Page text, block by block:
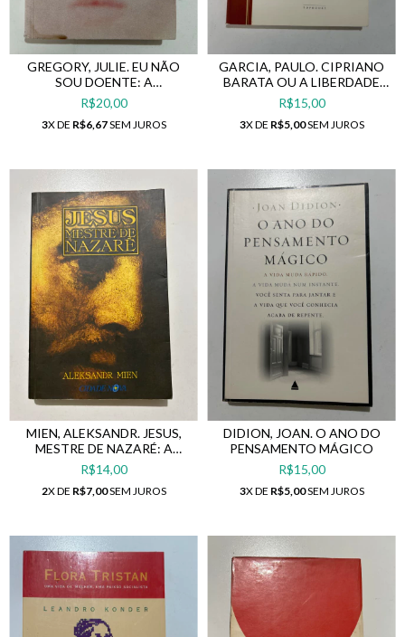
GREGORY, JULIE. EU NÃO
SOU DOENTE: A
VERDADEIRA HISTÓRIA DE
UMA VÍTIMA DA SÍNDROME
DE MUNCHAUSEN POR
R$20,00
3X DE R$6,67SEM JUROS
GARCIA, PAULO. CIPRIANO
BARATA OU A LIBERDADE
ACIMA DE TUDO
R$15,00
3X DE R$5,00SEM JUROS
MIEN, ALEKSANDR. JESUS,
MESTRE DE NAZARÉ: A
HISTÓRIA QUE DESAFIOU
2000 ANOS
R$14,00
2X DE R$7,00SEM JUROS
DIDION, JOAN. O ANO DO
PENSAMENTO MÁGICO
R$15,00
3X DE R$5,00SEM JUROS